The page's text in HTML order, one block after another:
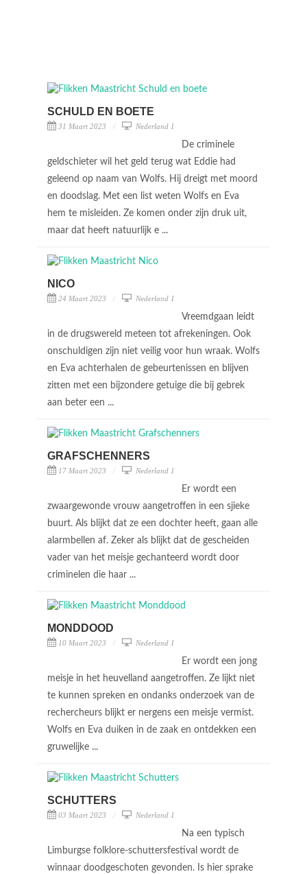
SCHULD EN BOETE
31 Maart 2023 Nederland 1
De criminele
geldschieter wil het geld terug wat Eddie had
geleend op naam van Wolfs. Hij dreigt met moord
en doodslag. Met een list weten Wolfs en Eva
hem te misleiden. Ze komen onder zijn druk uit,
maar dat heeft natuurlijk e ...
NICO
24 Maart 2023 Nederland 1
Vreemdgaan leidt
in de drugswereld meteen tot afrekeningen. Ook
onschuldigen zijn niet veilig voor hun wraak. Wolfs
en Eva achterhalen de gebeurtenissen en blijven
zitten met een bijzondere getuige die bij gebrek
aan beter een ...
GRAFSCHENNERS
17 Maart 2023 Nederland 1
Er wordt een
zwaargewonde vrouw aangetroffen in een sjieke
buurt. Als blijkt dat ze een dochter heeft, gaan alle
alarmbellen af. Zeker als blijkt dat de gescheiden
vader van het meisje gechanteerd wordt door
criminelen die haar ...
MONDDOOD
10 Maart 2023 Nederland 1
Er wordt een jong
meisje in het heuvelland aangetroffen. Ze lijkt niet
te kunnen spreken en ondanks onderzoek van de
rechercheurs blijkt er nergens een meisje vermist.
Wolfs en Eva duiken in de zaak en ontdekken een
gruwelijke ...
SCHUTTERS
03 Maart 2023 Nederland 1
Na een typisch
Limburgse folklore-schuttersfestival wordt de
winnaar doodgeschoten gevonden. Is hier sprake